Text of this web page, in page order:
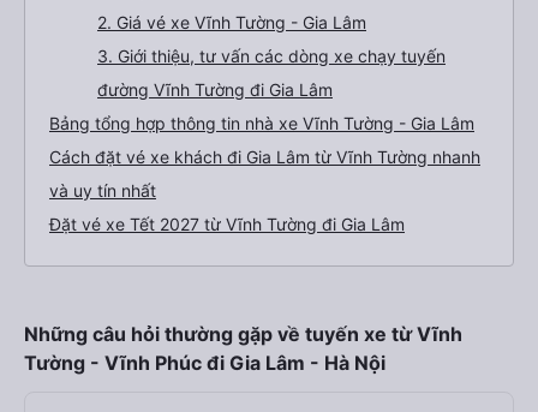
2. Giá vé xe Vĩnh Tường - Gia Lâm
3. Giới thiệu, tư vấn các dòng xe chạy tuyến
đường Vĩnh Tường đi Gia Lâm
Bảng tổng hợp thông tin nhà xe Vĩnh Tường - Gia Lâm
Cách đặt vé xe khách đi Gia Lâm từ Vĩnh Tường nhanh
và uy tín nhất
Đặt vé xe Tết 2027 từ Vĩnh Tường đi Gia Lâm
Những câu hỏi thường gặp về tuyến xe từ Vĩnh
Tường - Vĩnh Phúc đi Gia Lâm - Hà Nội